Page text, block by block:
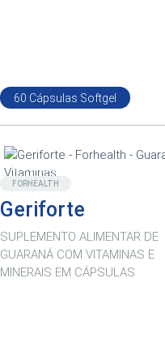
60 Cápsulas Softgel
Destaque
FORHEALTH
Geriforte
SUPLEMENTO ALIMENTAR DE
GUARANÁ COM VITAMINAS E
MINERAIS EM CÁPSULAS